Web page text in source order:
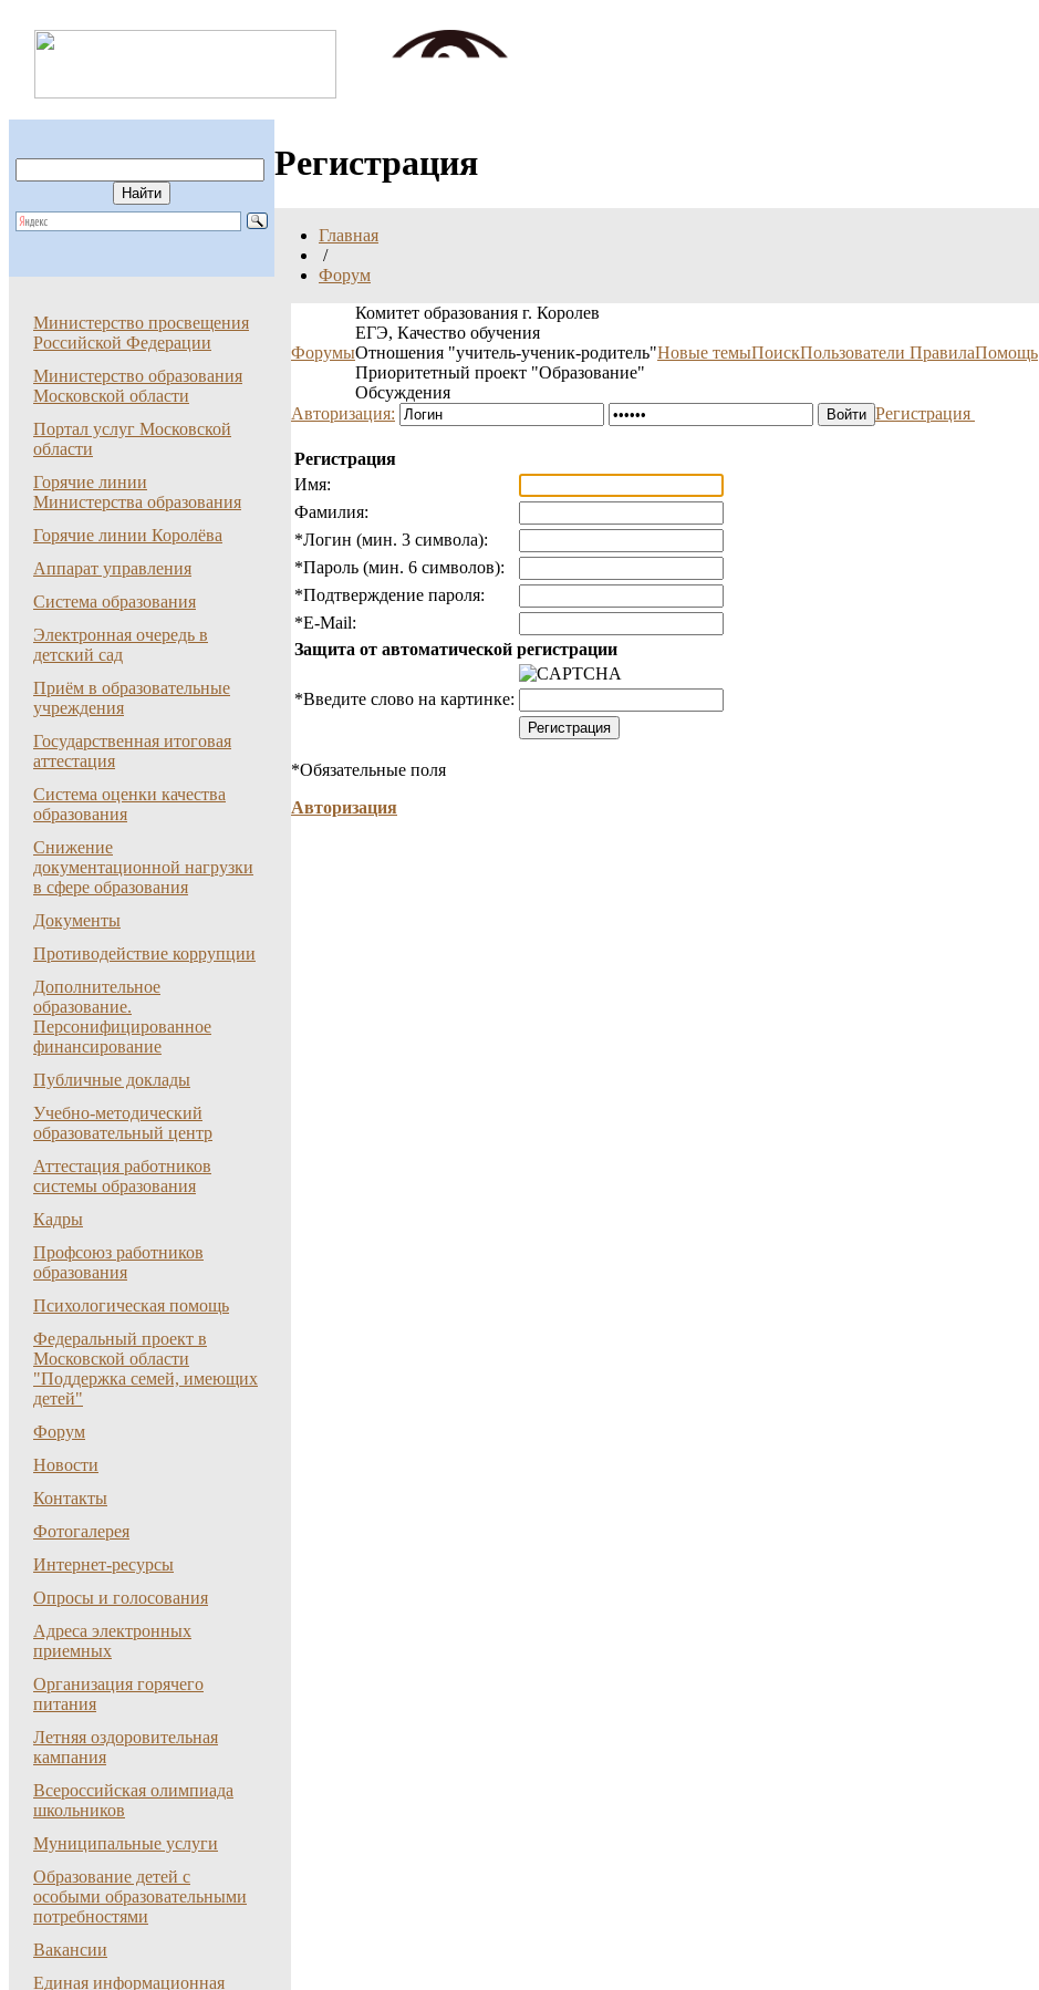
Регистрация
Главная
/
Форум
Министерство просвещения
Российской Федерации
Министерство образования
Московской области
Портал услуг Московской
области
Горячие линии
Министерства образования
Горячие линии Королёва
Аппарат управления
Система образования
Электронная очередь в
детский сад
Приём в образовательные
учреждения
Государственная итоговая
аттестация
Система оценки качества
образования
Снижение
документационной нагрузки
в сфере образования
Документы
Противодействие коррупции
Дополнительное
образование.
Персонифицированное
финансирование
Публичные доклады
Учебно-методический
образовательный центр
Аттестация работников
системы образования
Кадры
Профсоюз работников
образования
Психологическая помощь
Федеральный проект в
Московской области
"Поддержка семей, имеющих
детей"
Форум
Новости
Контакты
Фотогалерея
Интернет-ресурсы
Опросы и голосования
Адреса электронных
приемных
Организация горячего
питания
Летняя оздоровительная
кампания
Всероссийская олимпиада
школьников
Муниципальные услуги
Образование детей с
особыми образовательными
потребностями
Вакансии
Единая информационная
Форумы
Комитет образования г. Королев
ЕГЭ, Качество обучения
Отношения "учитель-ученик-родитель"
Приоритетный проект "Образование"
Обсуждения
Новые темыПоискПользователи ПравилаПомощь
Авторизация: Регистрация
Регистрация
Имя:
Фамилия:
*Логин (мин. 3 символа):
*Пароль (мин. 6 символов):
*Подтверждение пароля:
*E-Mail:
Защита от автоматической регистрации
*Введите слово на картинке:
*Обязательные поля
Авторизация